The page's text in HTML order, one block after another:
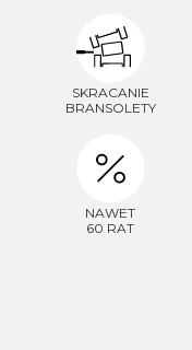
SKRACANIE
BRANSOLETY
NAWET
60 RAT